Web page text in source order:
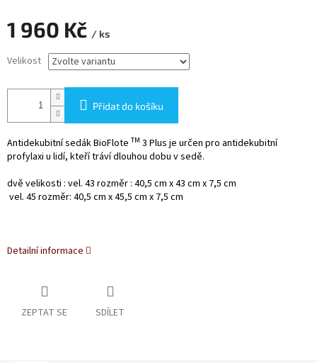
1 960 Kč / ks
cena:
Velikost
Přidat do košíku
Antidekubitní sedák BioFlote TM 3 Plus je určen pro antidekubitní
profylaxi u lidí, kteří tráví dlouhou dobu v sedě.
dvě velikosti : vel. 43 rozměr : 40,5 cm x 43 cm x 7,5 cm
vel. 45 rozměr: 40,5 cm x 45,5 cm x 7,5 cm
Detailní informace
ZEPTAT SE SDÍLET